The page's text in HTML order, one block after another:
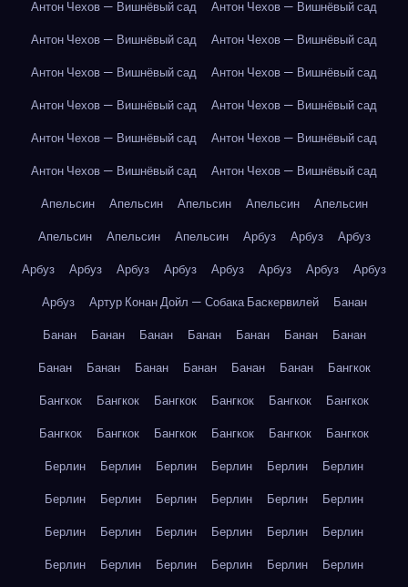
Антон Чехов — Вишнёвый сад
Антон Чехов — Вишнёвый сад
Антон Чехов — Вишнёвый сад
Антон Чехов — Вишнёвый сад
Антон Чехов — Вишнёвый сад
Антон Чехов — Вишнёвый сад
Антон Чехов — Вишнёвый сад
Антон Чехов — Вишнёвый сад
Антон Чехов — Вишнёвый сад
Антон Чехов — Вишнёвый сад
Антон Чехов — Вишнёвый сад
Антон Чехов — Вишнёвый сад
Апельсин
Апельсин Апельсин Апельсин
Апельсин
Апельсин
Апельсин Апельсин Арбуз Арбуз
Арбуз
Арбуз
Арбуз Арбуз Арбуз Арбуз Арбуз Арбуз
Арбуз
Арбуз
Артур Конан Дойл — Собака Баскервилей
Банан
Банан
Банан Банан Банан Банан Банан
Банан
Банан
Банан Банан Банан Банан Банан
Бангкок
Бангкок
Бангкок Бангкок Бангкок Бангкок
Бангкок
Бангкок
Бангкок Бангкок Бангкок Бангкок
Бангкок
Берлин
Берлин Берлин Берлин Берлин
Берлин
Берлин
Берлин Берлин Берлин Берлин
Берлин
Берлин
Берлин Берлин Берлин Берлин
Берлин
Берлин
Берлин Берлин Берлин Берлин
Берлин